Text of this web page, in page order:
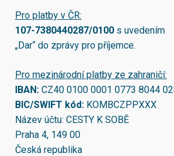
Pro platby v ČR:
107-7380440287/0100 s uvedením
„Dar“ do zprávy pro příjemce.
Pro mezinárodní platby ze zahraničí:
IBAN: CZ40 0100 0001 0773 8044
BIC/SWIFT kód: KOMBCZPPXXX
Název účtu: CESTY K SOBĚ
Praha 4, 149 00
Česká republika